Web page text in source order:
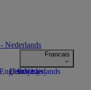
- Nederlands